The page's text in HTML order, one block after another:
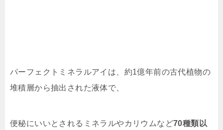
パーフェクトミネラルアイは、約1億年前の古代植物の
堆積層から抽出された液体で、
便秘にいいとされるミネラルやカリウムなど70種類以